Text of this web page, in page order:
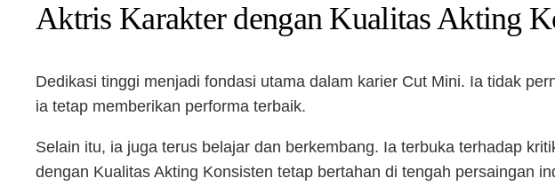
Aktris Karakter dengan Kualitas Akting
Dedikasi tinggi menjadi fondasi utama dalam karier Cut Mini. Ia tidak
ia tetap memberikan performa terbaik.
Selain itu, ia juga terus belajar dan berkembang. Ia terbuka terhadap
dengan Kualitas Akting Konsisten tetap bertahan di tengah persaingan